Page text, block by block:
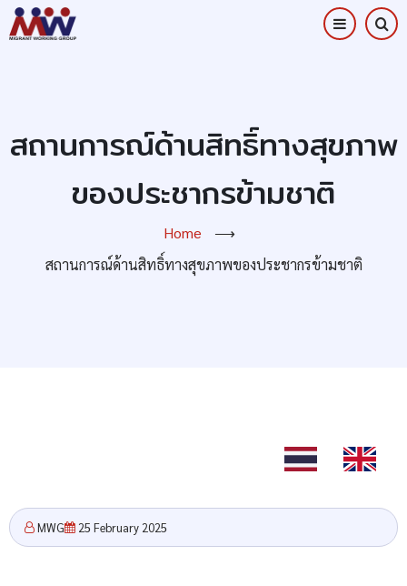
Skip
to
สถานการณ์ด้านสิทธิ์ทางสุขภาพ
ของประชากรข้ามชาติ
Home
⟶
สถานการณ์ด้านสิทธิ์ทางสุขภาพของประชากรข้ามชาติ
MWG 25 February 2025